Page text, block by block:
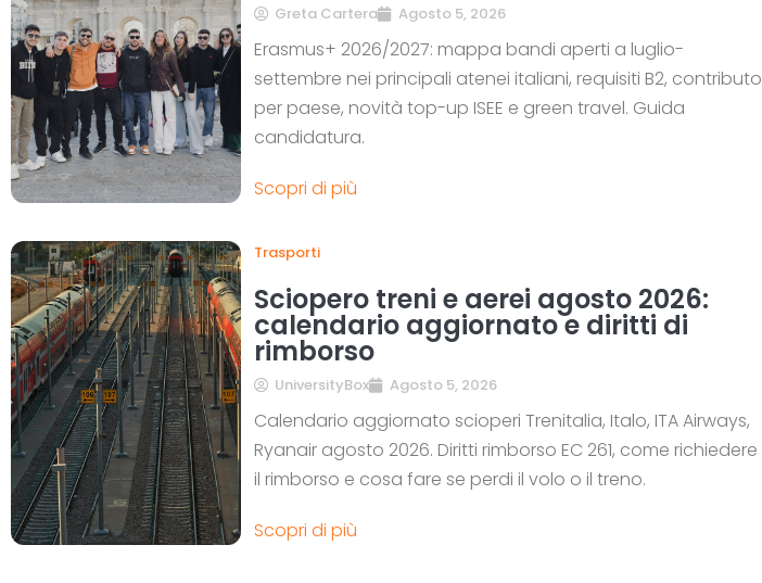
Greta Cartera Agosto 5, 2026
Erasmus+ 2026/2027: mappa bandi aperti a luglio-
settembre nei principali atenei italiani, requisiti B2, contributo
per paese, novità top-up ISEE e green travel. Guida
candidatura.
Scopri di più
Trasporti
Sciopero treni e aerei agosto 2026:
calendario aggiornato e diritti di
rimborso
UniversityBox Agosto 5, 2026
Calendario aggiornato scioperi Trenitalia, Italo, ITA Airways,
Ryanair agosto 2026. Diritti rimborso EC 261, come richiedere
il rimborso e cosa fare se perdi il volo o il treno.
Scopri di più